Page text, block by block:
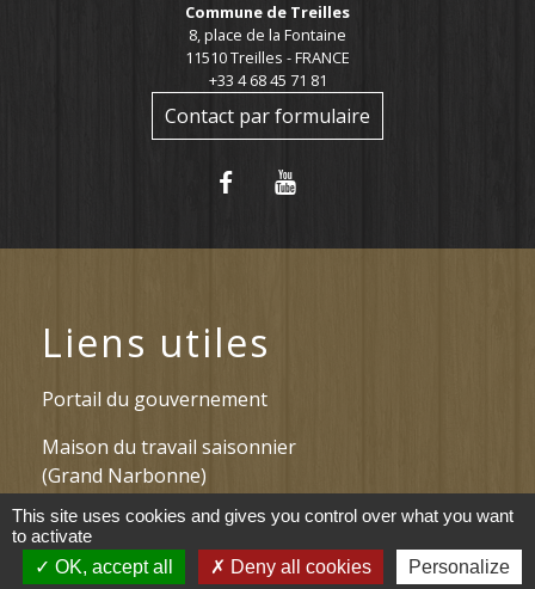
Commune de Treilles
8, place de la Fontaine
11510 Treilles - FRANCE
+33 4 68 45 71 81
Contact par formulaire
Liens utiles
Portail du gouvernement
Maison du travail saisonnier
(Grand Narbonne)
Région Occitanie
Délibérations et arrêtés (Grand
This site uses cookies and gives you control over what you want
to activate
OK, accept all
Deny all cookies Personalize